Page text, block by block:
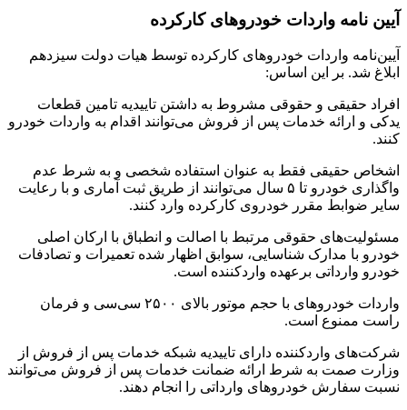
آیین نامه واردات خودروهای کارکرده
آیین‌نامه واردات خودروهای کارکرده توسط هیات دولت سیزدهم
ابلاغ شد. بر این اساس:
افراد حقیقی و حقوقی مشروط به داشتن تاییدیه تامین قطعات
یدکی و ارائه خدمات پس از فروش می‌توانند اقدام به واردات خودرو
کنند.
اشخاص حقیقی فقط به عنوان استفاده شخصی و به شرط عدم
واگذاری خودرو تا ۵ سال می‌توانند از طریق ثبت آماری و با رعایت
سایر ضوابط مقرر خودروی کارکرده وارد کنند.
مسئولیت‌های حقوقی مرتبط با اصالت و انطباق با ارکان اصلی
خودرو با مدارک شناسایی، سوابق اظهار شده تعمیرات و تصادفات
خودرو وارداتی برعهده واردکننده است.
واردات خودروهای با حجم موتور بالای ۲۵۰۰ سی‌سی و فرمان
راست ممنوع است.
شرکت‌های واردکننده دارای تاییدیه شبکه خدمات پس از فروش از
وزارت صمت به شرط ارائه ضمانت خدمات پس از فروش می‌توانند
نسبت سفارش خودروهای وارداتی را انجام دهند.